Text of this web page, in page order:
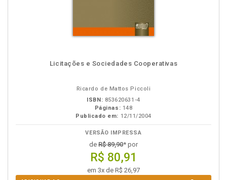
Licitações e Sociedades Cooperativas
Ricardo de Mattos Piccoli
ISBN: 853620631-4
Páginas: 148
Publicado em: 12/11/2004
VERSÃO IMPRESSA
de R$ 89,90* por
R$ 80,91
em 3x de R$ 26,97